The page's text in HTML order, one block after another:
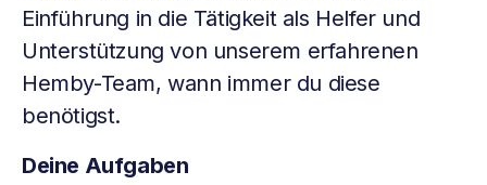
Einführung in die Tätigkeit als Helfer und
Unterstützung von unserem erfahrenen
Hemby-Team, wann immer du diese
benötigst.
Deine Aufgaben